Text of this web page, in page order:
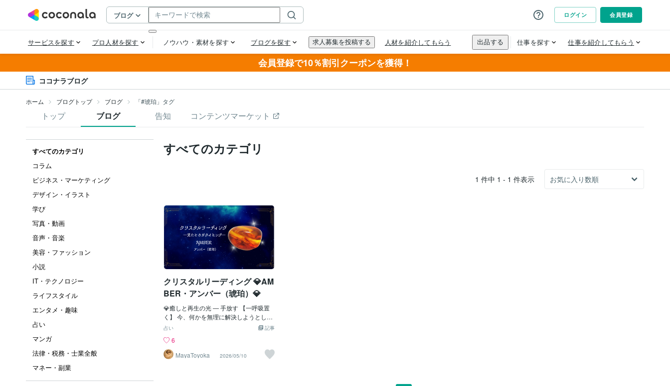
会員登録で10％割引クーポンを獲得！
ココナラブログ
ホーム ブログトップ ブログ 「#琥珀」タグ
トップ ブログ 告知 コンテンツマーケット
すべてのカテゴリ
コラム
ビジネス・マーケティング
デザイン・イラスト
学び
写真・動画
音声・音楽
美容・ファッション
小説
IT・テクノロジー
ライフスタイル
エンタメ・趣味
占い
マンガ
法律・税務・士業全般
マネー・副業
すべてのカテゴリ
1 件中 1 - 1 件表示
クリスタルリーディング 💎AM
BER・アンバー（琥珀）💎
💎癒しと再生の光 ― 手放す 【一呼吸置
く】 今、何かを無理に解決しようとし
て、心が張りつめていませんか。答えを
で、知らないうちに疲れが積み重なって
いるのかもしれません。 アンバーは、そ
んなあなたに 「今は立ち止まってもい
記事
占い
6
MayaToyoka
2026/05/10